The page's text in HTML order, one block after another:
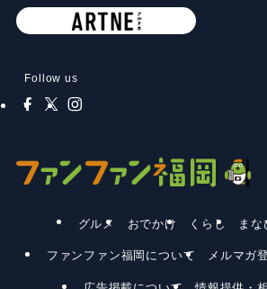
Follow us
グルメ おでかけ くらし まな
ファンファン福岡について メルマガ